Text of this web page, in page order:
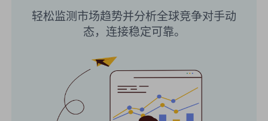
轻松监测市场趋势并分析全球竞争对手动
态，连接稳定可靠。